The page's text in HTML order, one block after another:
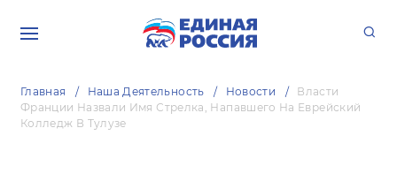
Главная Наша Деятельность Новости
Власти
Франции Назвали Имя Стрелка, Напавшего На Еврейский
Колледж В Тулузе